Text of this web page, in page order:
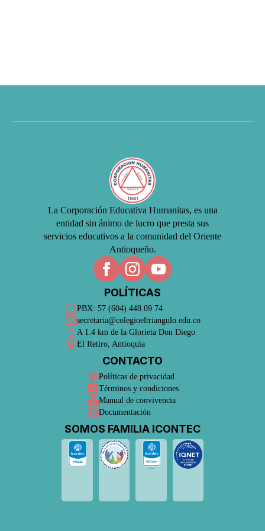
La Corporación Educativa Humanitas, es una
entidad sin ánimo de lucro que presta sus
servicios educativos a la comunidad del Oriente
Antioqueño.
POLÍTICAS
PBX: 57 (604) 448 09 74
secretaria@colegioeltriangulo.edu.co
A 1.4 km de la Glorieta Don Diego
El Retiro, Antioquia
CONTACTO
Políticas de privacidad
Términos y condiciones
Manual de convivencia
Documentación
SOMOS FAMILIA ICONTEC